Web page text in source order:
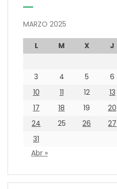
MARZO 2025
L M X J
3
4 5 6
10
11 12 13
17
18 19 20
24
25 26 27
31
Abr »